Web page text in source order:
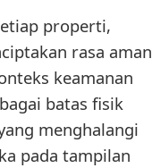
properti,
rasa aman
keamanan
batas fisik
menghalangi
pada tampilan